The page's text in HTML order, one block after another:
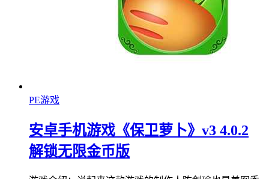
PE游戏
安卓手机游戏《保卫萝卜》v3 4.0.2
解锁无限金币版